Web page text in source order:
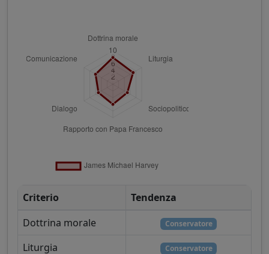
Criterio
Tendenza
Dottrina morale
Conservatore
Liturgia Conservatore